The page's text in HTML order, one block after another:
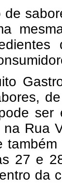
ser
Rua
27 e
da